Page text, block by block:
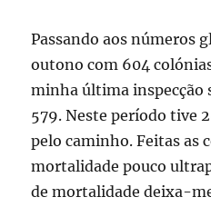
Passando aos números
outono com 604
minha última inspecção
579. Neste período tive
pelo caminho. Feitas as
mortalidade pouco
de mortalidade deixa-